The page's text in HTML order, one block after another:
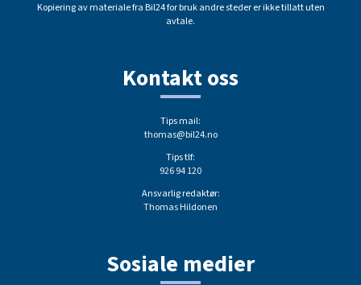
Kopiering av materiale fra Bil24 for bruk andre steder er ikke tillatt uten
avtale.
Kontakt oss
Tips mail:
thomas@bil24.no
Tips tlf:
926 94 120
Ansvarlig redaktør:
Thomas Hildonen
Sosiale medier